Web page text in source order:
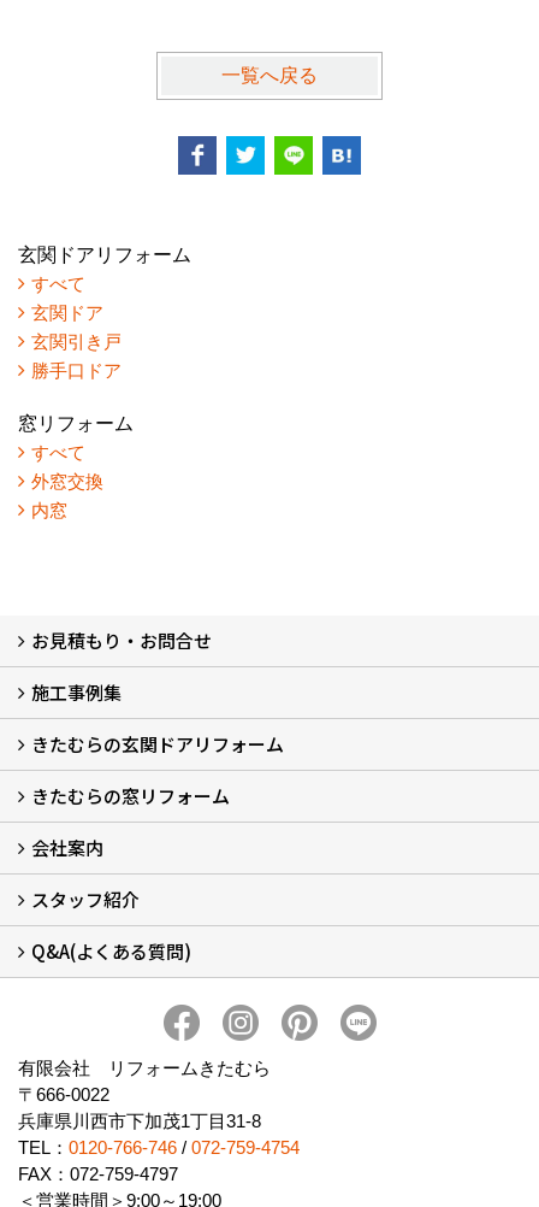
一覧へ戻る
玄関ドアリフォーム
すべて
玄関ドア
玄関引き戸
勝手口ドア
窓リフォーム
すべて
外窓交換
内窓
お見積もり・お問合せ
LINEで概算見積もり
チャットで質問
問い合わせフォームから
オンライン相談
電話で相談
無料現地調査をご希望の方
施工事例集
玄関ドアリフォーム
玄関引戸リフォーム
勝手口ドアリフォーム
窓リフォーム
きたむらの玄関ドアリフォーム
玄関ドアリフォームについて
リシェントについて (23)
・玄関ドアバリエーション (52)
・玄関引戸バリエーション (44)
・勝手口ドアバリエーション (11)
安心の自社施工
無料点検
保証について
価格について
概算見積について (2)
きたむらの窓リフォーム
窓リフォームについて (5)
・内窓設置-LIXILインプラス
・内窓設置-AGCまどまど
・窓交換
・エコガラス交換
・防犯・防災ガラス交換
会社案内
会社概要 (2)
ブログ
アクセス
施工エリア
施工までの流れ
SNSインフォメーション
チャット機能
オンライン打合わせ
補助金について (2)
スタッフ紹介
スタッフ紹介
Q&A(よくある質問)
有限会社 リフォームきたむら
〒666-0022
兵庫県川西市下加茂1丁目31-8
TEL： 0120-766-746 / 072-759-4754
FAX：072-759-4797
＜営業時間＞9:00～19:00